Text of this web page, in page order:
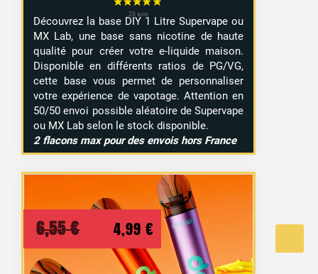
Découvrez la base DIY 1 Litre Supervape ou
MX Lab, une base sans nicotine de haute
qualité pour créer votre e-liquide maison.
Disponible en différents ratios de PG/VG,
cette base vous permet de personnaliser
votre expérience de vapotage. Attention en
50/50 envoi possible aléatoire de Supervape
ou MX Lab selon le stock disponible.
2 flacons max pour des envois hors France
6,55€
Le
prix
4,99 € Le
prix